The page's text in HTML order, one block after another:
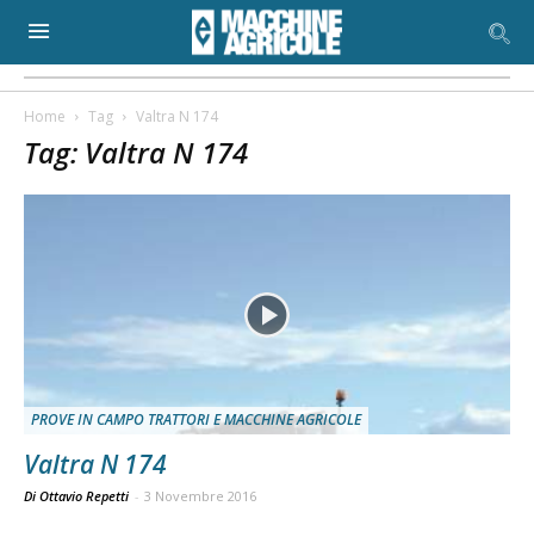
Home Tag Valtra N 174
Tag: Valtra N 174
PROVE IN CAMPO TRATTORI E MACCHINE AGRICOLE
Valtra N 174
Di Ottavio Repetti - 3 Novembre 2016